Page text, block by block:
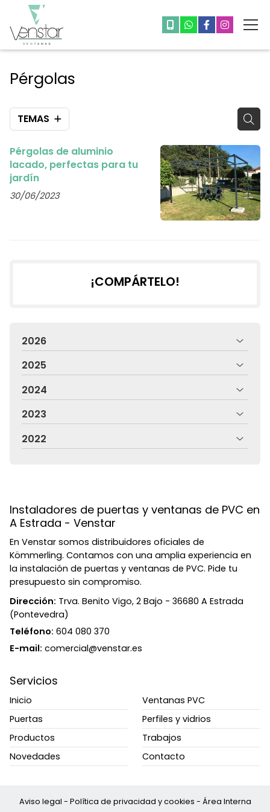
Pérgolas
TEMAS
Pérgolas de aluminio
lacado, perfectas para tu
jardín
30/06/2023
¡COMPÁRTELO!
2026
2025
2024
2023
2022
Instaladores de puertas y ventanas de PVC en
A Estrada - Venstar
En Venstar somos distribuidores oficiales de
Kömmerling. Contamos con una amplia experiencia en
la instalación de puertas y ventanas de PVC. Pide tu
presupuesto sin compromiso.
Dirección: Trva. Benito Vigo, 2 Bajo - 36680 A Estrada
(Pontevedra)
Teléfono: 604 080 370
E-mail: comercial@venstar.es
Servicios
Inicio
Ventanas PVC
Puertas
Perfiles y vidrios
Productos
Trabajos
Novedades
Contacto
Aviso legal - Política de privacidad y cookies - Área Interna